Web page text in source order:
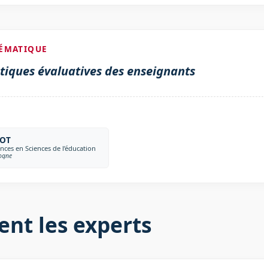
évaluatives des enseignants
en Sciences de l’éducation
les experts